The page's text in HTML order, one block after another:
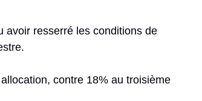
avoir resserré les conditions de
contre 18% au troisième